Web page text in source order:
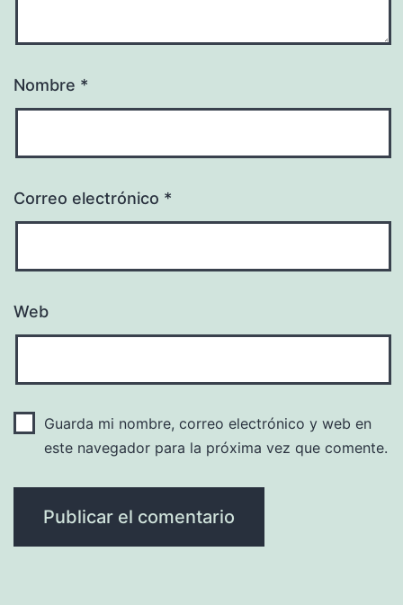
Nombre *
Correo electrónico *
Web
Guarda mi nombre, correo electrónico y web en
este navegador para la próxima vez que comente.